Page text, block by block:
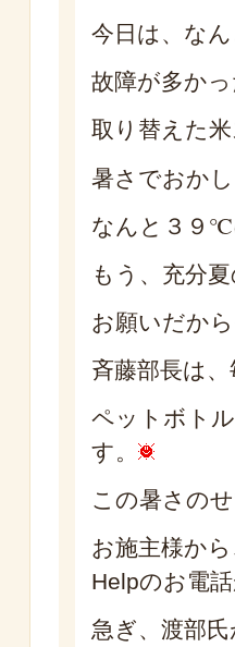
今日は、な
故障が多か
取り替えた
暑さでおか
なんと３９
もう、充分
お願いだか
斉藤部長は
ペットボト
す。
この暑さの
お施主様か
Helpのお電
急ぎ、渡部